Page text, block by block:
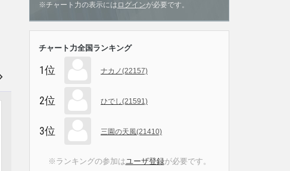
※チャート力の表示には ログインが必要です。
チャート力全国ランキング
1位 ナカノ(22157)
2位 ひでし(21591)
3位 三園の天風(21410)
※ランキングの参加はユーザ登録が必要です。